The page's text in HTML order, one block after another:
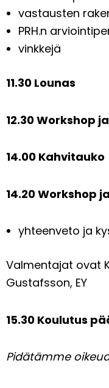
vastausten
PRH.n
vinkkejä
11.30 Lounas
12.30 Workshop
14.00 Kahvitauko
14.20 Workshop
yhteenveto ja
Valmentajat ovat
Gustafsson, EY
15.30 Koulutus
Pidätämme